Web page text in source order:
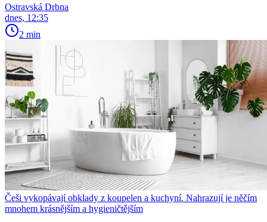
Ostravská Drbna
dnes, 12:35
2 min
Češi vykopávají obklady z koupelen a kuchyní. Nahrazují je něčím
mnohem krásnějším a hygieničtějším